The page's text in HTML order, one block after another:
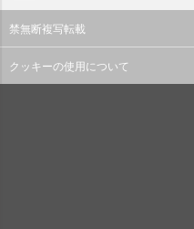
禁無断複写転載
クッキーの使用について